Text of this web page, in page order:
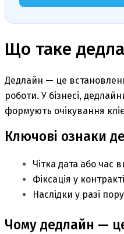
Що таке
Дедлайн — це
роботи. У бізнесі,
формують очікування
Ключові ознаки
Чітка дата або час
Фіксація у
Наслідки у разі
Чому дедлайн —